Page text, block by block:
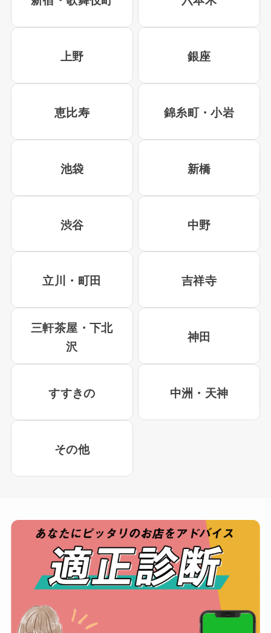
上野 銀座
恵比寿 錦糸町・小岩
池袋 新橋
渋谷 中野
立川・町田 吉祥寺
三軒茶屋・下北
沢
神田
すすきの 中洲・天神
その他